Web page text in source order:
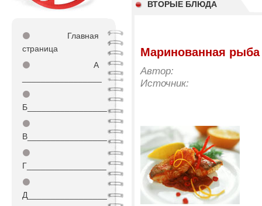
ВТОРЫЕ БЛЮДА
⚫
Главная
страница
⚫
А
⚫
Б_________________
⚫
В_________________
⚫
Г_________________
⚫
Д_________________
Маринованная рыба
Автор:
Источник: